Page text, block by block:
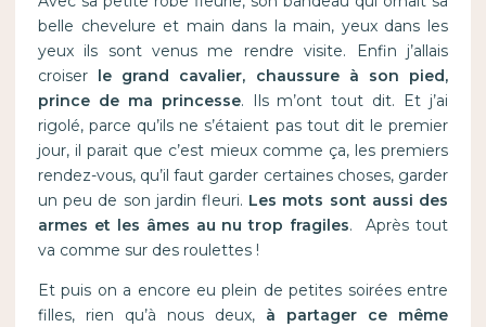
belle chevelure et main dans la main, yeux dans les
yeux ils sont venus me rendre visite. Enfin j’allais
croiser
le grand cavalier, chaussure à son pied,
prince de ma princesse. Ils m’ont tout dit. Et j’ai
rigolé, parce qu’ils ne s’étaient pas tout dit le premier
jour, il parait que c’est mieux comme ça, les premiers
rendez-vous, qu’il faut garder certaines choses, garder
un peu de son jardin fleuri. Les mots sont aussi des
armes et les âmes au nu trop fragiles. Après tout
va comme sur des roulettes !
Et puis on a encore eu plein de petites soirées entre
filles, rien qu’à nous deux, à partager ce même